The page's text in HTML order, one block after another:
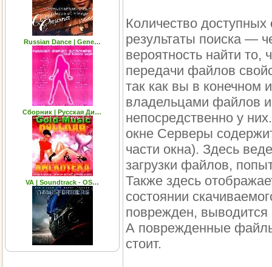
Russian Dance | Gene…
Сборник | Русская Ди…
VA | Soundtrack - OS…
Количество
результаты поиска —
вероятность найти то,
передачи файлов
так как вы в конечном
владельцами файлов и
непосредственно у
окне Серверы
части окна). Здесь
загрузки файлов,
Также здесь
состоянии
поврежден,
А поврежденные
стоит.